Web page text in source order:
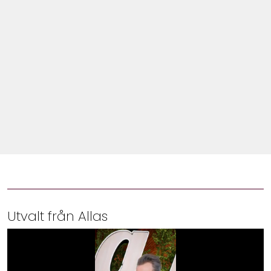
Utvalt från Allas